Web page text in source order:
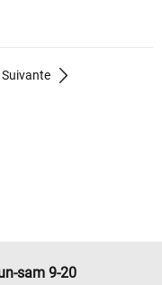
Suivante
sam 9-20